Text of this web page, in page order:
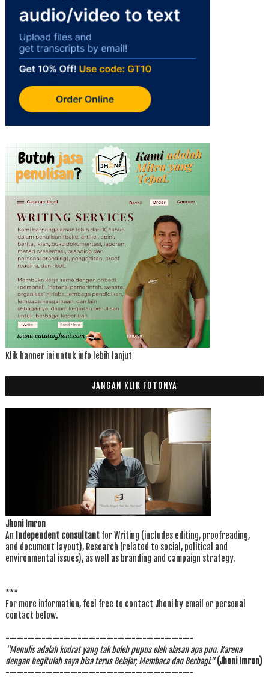
Klik banner ini untuk info lebih lanjut
JANGAN KLIK FOTONYA
Jhoni Imron
An Independent consultantfor Writing (includes editing, proofreading,
and document layout), Research (related to social, political and
environmental issues), as well as branding and campaign strategy.
***
For more information, feel free to contact Jhoni by email or personal
contact below.
----------------------------------------------------
"Menulis adalah kodrat yang tak boleh pupus oleh alasan apa pun. Karena
dengan begitulah saya bisa terus Belajar, Membaca dan Berbagi." (Jhoni Imron)
----------------------------------------------------